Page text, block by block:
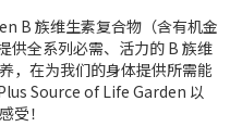
B 族维生素复合物（含有机金
供全系列必需、活力的 B 族维
，在为我们的身体提供所需能
Source of Life Garden 以
受！